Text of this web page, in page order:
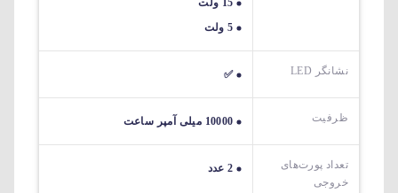
15 ولت
5 ولت
نشانگر LED ✅
ظرفیت 10000 میلی آمپر ساعت
تعداد پورت‌های
خروجی
2 عدد